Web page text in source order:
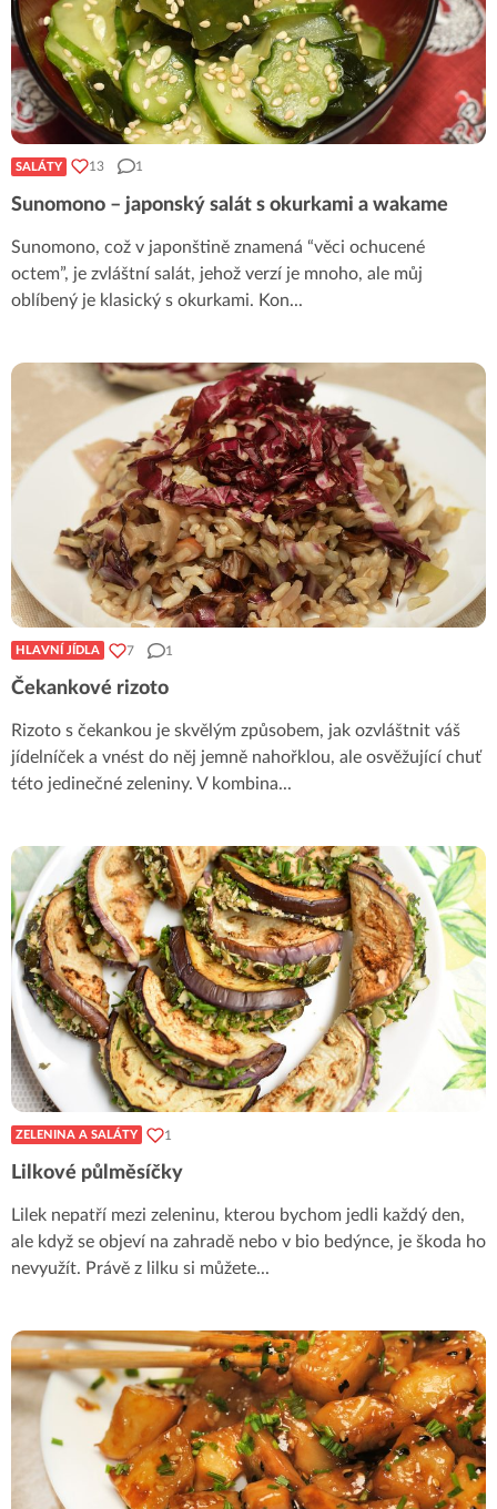
SALÁTY 13 1
Sunomono – japonský salát s okurkami a wakame
Sunomono, což v japonštině znamená “věci ochucené
octem”, je zvláštní salát, jehož verzí je mnoho, ale můj
oblíbený je klasický s okurkami. Kon...
HLAVNÍ JÍDLA 7 1
Čekankové rizoto
Rizoto s čekankou je skvělým způsobem, jak ozvláštnit váš
jídelníček a vnést do něj jemně nahořklou, ale osvěžující chuť
této jedinečné zeleniny. V kombina...
ZELENINA A SALÁTY 1
Lilkové půlměsíčky
Lilek nepatří mezi zeleninu, kterou bychom jedli každý den,
ale když se objeví na zahradě nebo v bio bedýnce, je škoda ho
nevyužít. Právě z lilku si můžete...